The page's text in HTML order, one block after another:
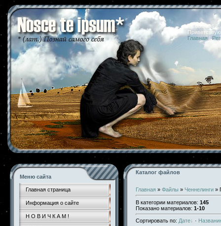
07.08.2026
Главная |
Меню сайта
Главная страница
Информация о сайте
Н О В И Ч К А М !
Каталог файлов
Главная » Файлы » Ченнелинги »
В категории материалов: 145
Показано материалов: 1-10
Сортировать по: Дате ·